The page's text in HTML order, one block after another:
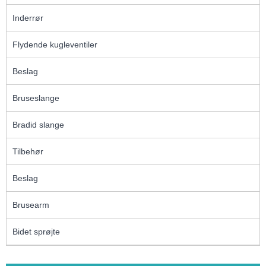
Inderrør
Flydende kugleventiler
Beslag
Bruseslange
Bradid slange
Tilbehør
Beslag
Brusearm
Bidet sprøjte